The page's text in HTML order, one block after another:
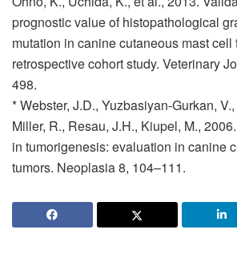
prognostic value of histopathological
mutation in canine cutaneous mast cell
retrospective cohort study. Veterinary
498.
* Webster, J.D., Yuzbasiyan-Gurkan,
Miller, R., Resau, J.H., Kiupel, M.,
in tumorigenesis: evaluation in canine
tumors. Neoplasia 8, 104–111.